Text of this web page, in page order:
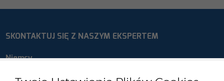
SKONTAKTUJ SIĘ Z NASZYM EKSPERTEM
Niemcy